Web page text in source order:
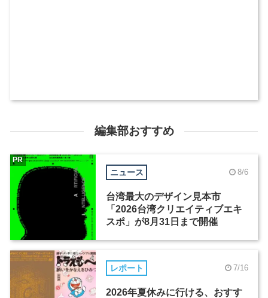
編集部おすすめ
ニュース 8/6
台湾最大のデザイン見本市
「2026台湾クリエイティブエキ
スポ」が8月31日まで開催
PR
レポート 7/16
2026年夏休みに行ける、おすす